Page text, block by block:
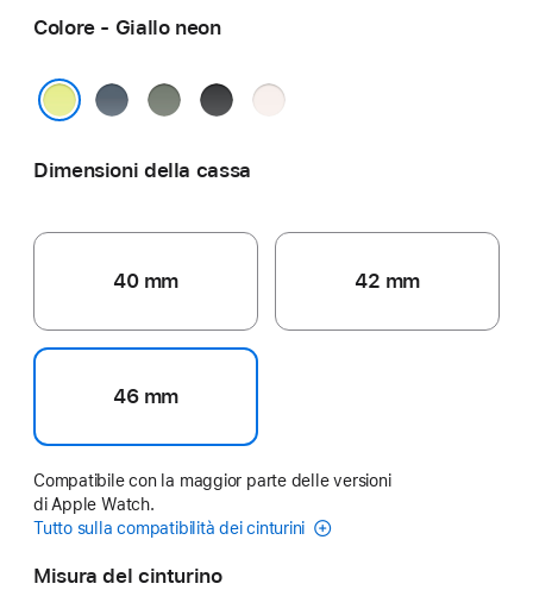
Colore - Giallo neon
Blu
Grigioverde
Nero
Rosa
Dimensioni della cassa
40 mm 42 mm
46 mm
Compatibile con la maggior parte delle versioni
di Apple Watch.
Tutto sulla compatibilità dei cinturini
Misura del cinturino